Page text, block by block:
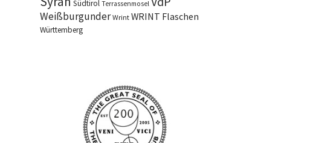
Südtirol Terrassenmosel
Weißburgunder Wrint WRINT Flaschen
Württemberg